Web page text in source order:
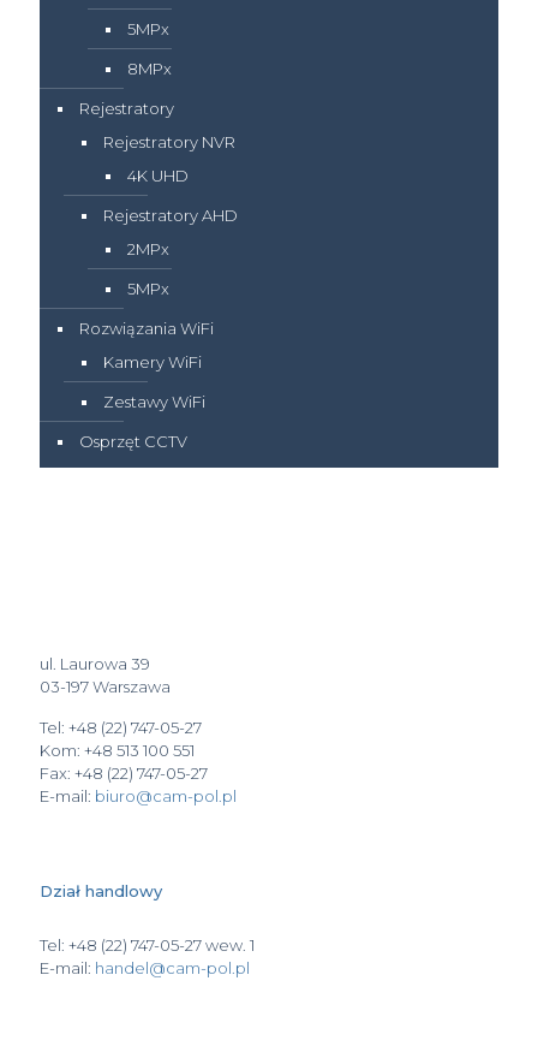
5MPx
8MPx
Rejestratory
Rejestratory NVR
4K UHD
Rejestratory AHD
2MPx
5MPx
Rozwiązania WiFi
Kamery WiFi
Zestawy WiFi
Osprzęt CCTV
ul. Laurowa 39
03-197 Warszawa
Tel: +48 (22) 747-05-27
Kom: +48 513 100 551
Fax: +48 (22) 747-05-27
E-mail: biuro@cam-pol.pl
Dział handlowy
Tel: +48 (22) 747-05-27 wew. 1
E-mail: handel@cam-pol.pl